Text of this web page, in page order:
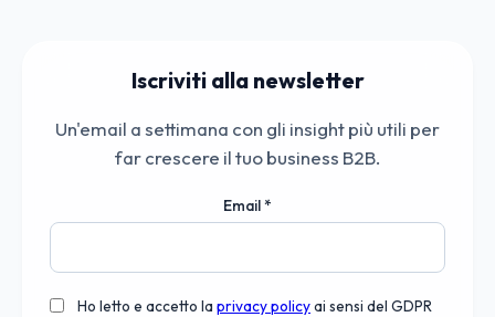
Iscriviti alla newsletter
Un'email a settimana con gli insight più utili per
far crescere il tuo business B2B.
Email*
Ho letto e accetto la privacy policyai sensi del GDPR